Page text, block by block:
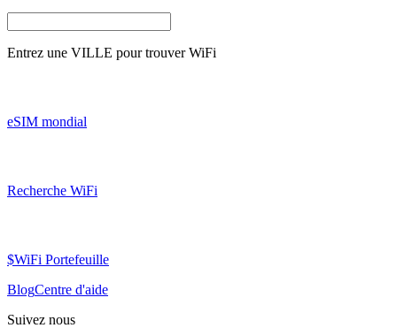
Entrez une VILLE pour trouver WiFi
eSIM mondial
Recherche WiFi
$WiFi Portefeuille
BlogCentre d'aide
Suivez nous